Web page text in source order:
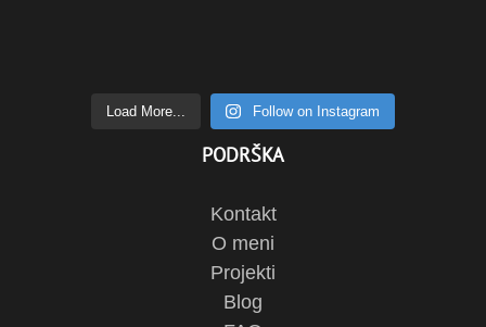
Load More... Follow on Instagram
PODRŠKA
Kontakt
O meni
Projekti
Blog